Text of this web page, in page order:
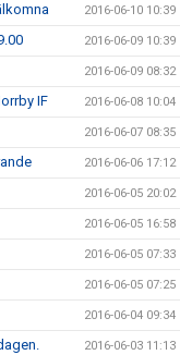
2016-06-10 10:39
2016-06-09 10:39
2016-06-09 08:32
IF 2016-06-08 10:04
2016-06-07 08:35
2016-06-06 17:12
2016-06-05 20:02
2016-06-05 16:58
2016-06-05 07:33
2016-06-05 07:25
2016-06-04 09:34
2016-06-03 11:13